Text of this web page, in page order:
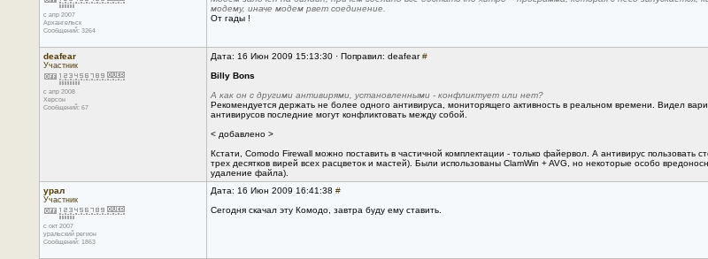
с апр 2007
Архангельск
Сообщений: 3264
модему, иначе модем рвет соединение.
От гады !
deafear
Участник
с апр 2008
Херсон
Сообщений: 67
Дата: 16 Июн 2009 15:13:30 · Поправил: deafear#
Billy Bons
А как он с другими антивирями, установленными - конфликтует или нет?
Рекомендуется держать не более одного антивируса, мониторящего активность в реальном времени. Видел
антивирусов последние могут конфликтовать между собой.
< добавлено >
Кстати, Comodo Firewall можно поставить в частичной комплектации - только файервол. А антивирус
трех десятков вирей всех расцветок и мастей). Были использованы ClamWin + AVG, но некоторые особо
удаление файла).
урал
Участник
с окт 2007
уральский регион
Сообщений: 1863
Дата: 16 Июн 2009 16:41:38 #
Сегодня скачал эту Комодо, завтра буду ему ставить.